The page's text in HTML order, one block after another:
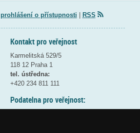
prohlášení o přístupnosti RSS
Kontakt pro veřejnost
Karmelitská 529/5
118 12 Praha 1
tel. ústředna:
+420 234 811 111
Podatelna pro veřejnost: